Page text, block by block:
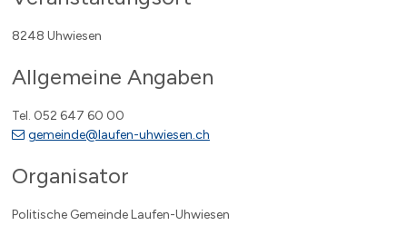
8248 Uhwiesen
Allgemeine Angaben
Tel. 052 647 60 00
gemeinde@laufen-uhwiesen.ch
Organisator
Politische Gemeinde Laufen-Uhwiesen